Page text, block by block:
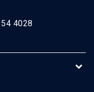
4028